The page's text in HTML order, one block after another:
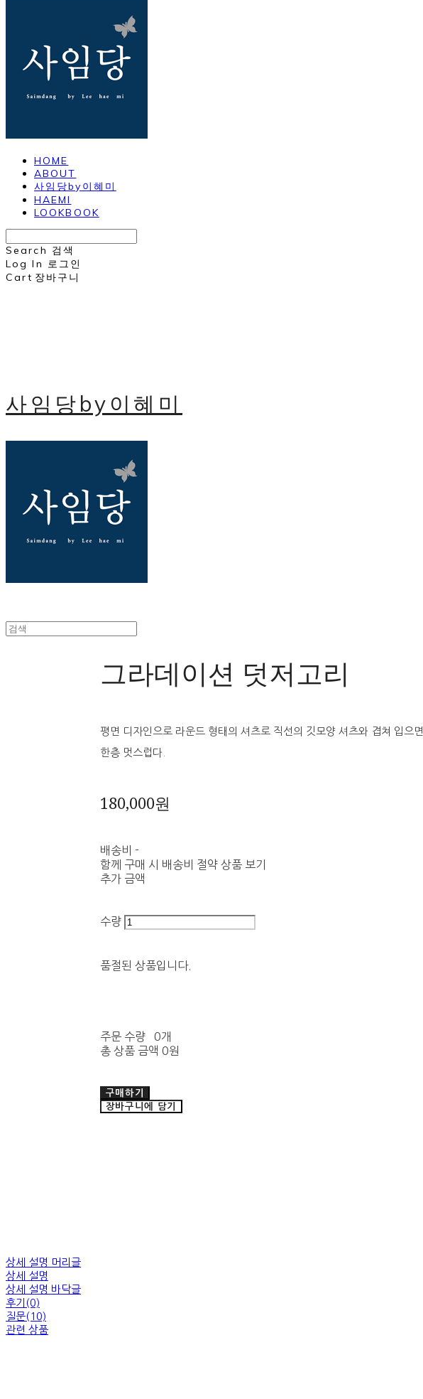
HOME
ABOUT
사임당by이혜미
HAEMI
LOOKBOOK
Search 검색
Log In 로그인
Cart 장바구니
사임당by이혜미
그라데이션 덧저고리
평면 디자인으로 라운드 형태의 셔츠로 직선의 깃모양 셔츠와 겹쳐 입으면
한층 멋스럽다.
180,000원
배송비 -
함께 구매 시 배송비 절약 상품 보기
추가 금액
수량
품절된 상품입니다.
주문 수량
0개
총 상품 금액 0원
구매하기
장바구니에 담기
상세 설명 머리글
상세 설명
상세 설명 바닥글
후기(0)
질문(10)
관련 상품